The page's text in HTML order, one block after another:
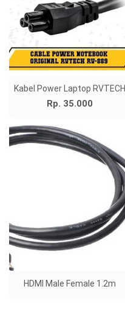
Kabel Power Laptop RVTECH
Rp. 35.000
HDMI Male Female 1.2m